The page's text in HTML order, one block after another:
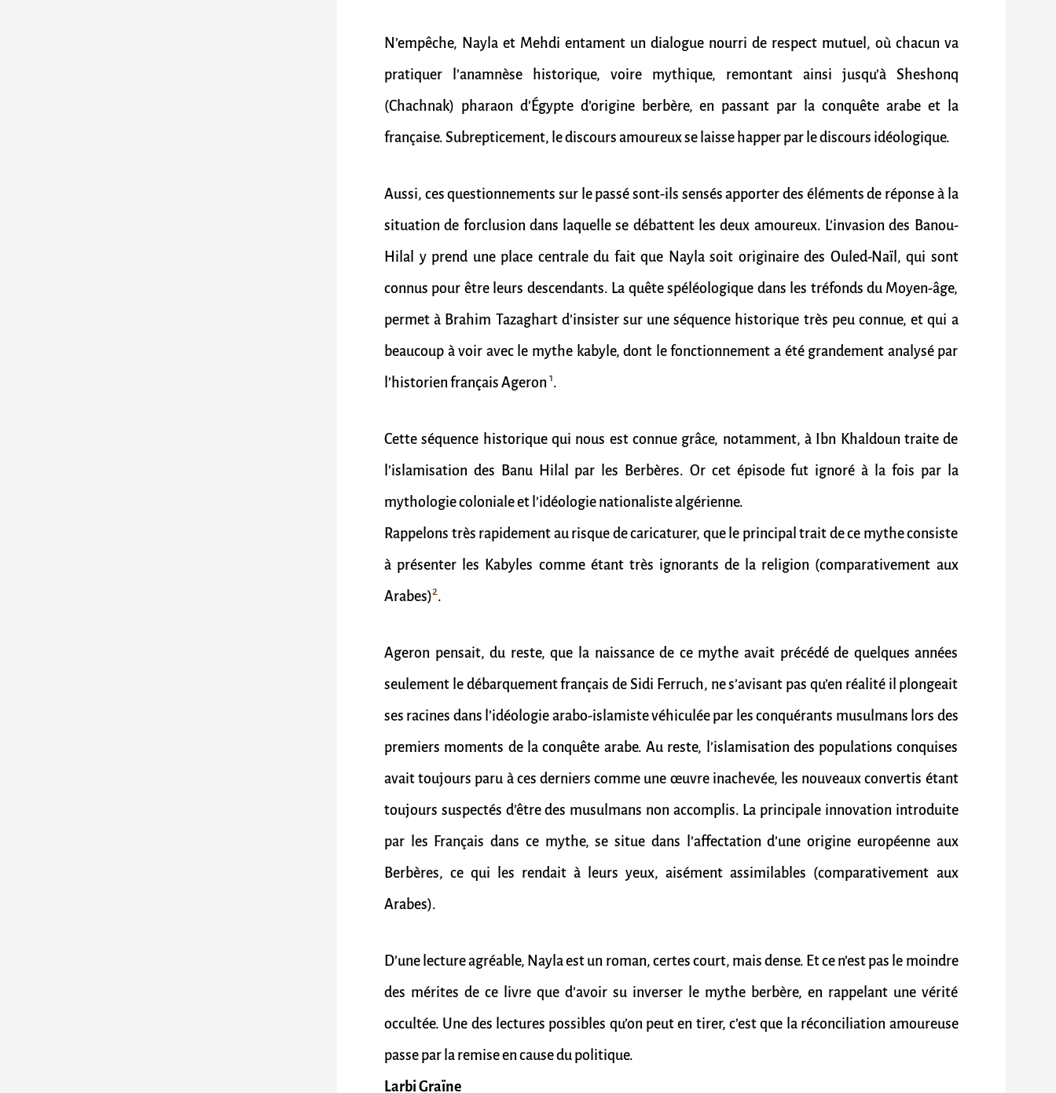
N’empêche, Nayla et Mehdi entament un dialogue nourri de respect mutuel, où chacun va
pratiquer l’anamnèse historique, voire mythique, remontant ainsi jusqu’à Sheshonq
(Chachnak) pharaon d’Égypte d’origine berbère, en passant par la conquête arabe et la
française. Subrepticement, le discours amoureux se laisse happer par le discours idéologique.
Aussi, ces questionnements sur le passé sont-ils sensés apporter des éléments de réponse à la
situation de forclusion dans laquelle se débattent les deux amoureux. L’invasion des Banou-
Hilal y prend une place centrale du fait que Nayla soit originaire des Ouled-Naïl, qui sont
connus pour être leurs descendants. La quête spéléologique dans les tréfonds du Moyen-âge,
permet à Brahim Tazaghart d’insister sur une séquence historique très peu connue, et qui a
beaucoup à voir avec le mythe kabyle, dont le fonctionnement a été grandement analysé par
l’historien français Ageron 1.
Cette séquence historique qui nous est connue grâce, notamment, à Ibn Khaldoun traite de
l’islamisation des Banu Hilal par les Berbères. Or cet épisode fut ignoré à la fois par la
mythologie coloniale et l’idéologie nationaliste algérienne.
Rappelons très rapidement au risque de caricaturer, que le principal trait de ce mythe consiste
à présenter les Kabyles comme étant très ignorants de la religion (comparativement aux
Arabes)2.
Ageron pensait, du reste, que la naissance de ce mythe avait précédé de quelques années
seulement le débarquement français de Sidi Ferruch, ne s’avisant pas qu’en réalité il plongeait
ses racines dans l’idéologie arabo-islamiste véhiculée par les conquérants musulmans lors des
premiers moments de la conquête arabe. Au reste, l’islamisation des populations conquises
avait toujours paru à ces derniers comme une œuvre inachevée, les nouveaux convertis étant
toujours suspectés d’être des musulmans non accomplis. La principale innovation introduite
par les Français dans ce mythe, se situe dans l’affectation d’une origine européenne aux
Berbères, ce qui les rendait à leurs yeux, aisément assimilables (comparativement aux
Arabes).
D’une lecture agréable, Nayla est un roman, certes court, mais dense. Et ce n’est pas le moindre
des mérites de ce livre que d’avoir su inverser le mythe berbère, en rappelant une vérité
occultée. Une des lectures possibles qu’on peut en tirer, c’est que la réconciliation amoureuse
passe par la remise en cause du politique.
Larbi Graïne